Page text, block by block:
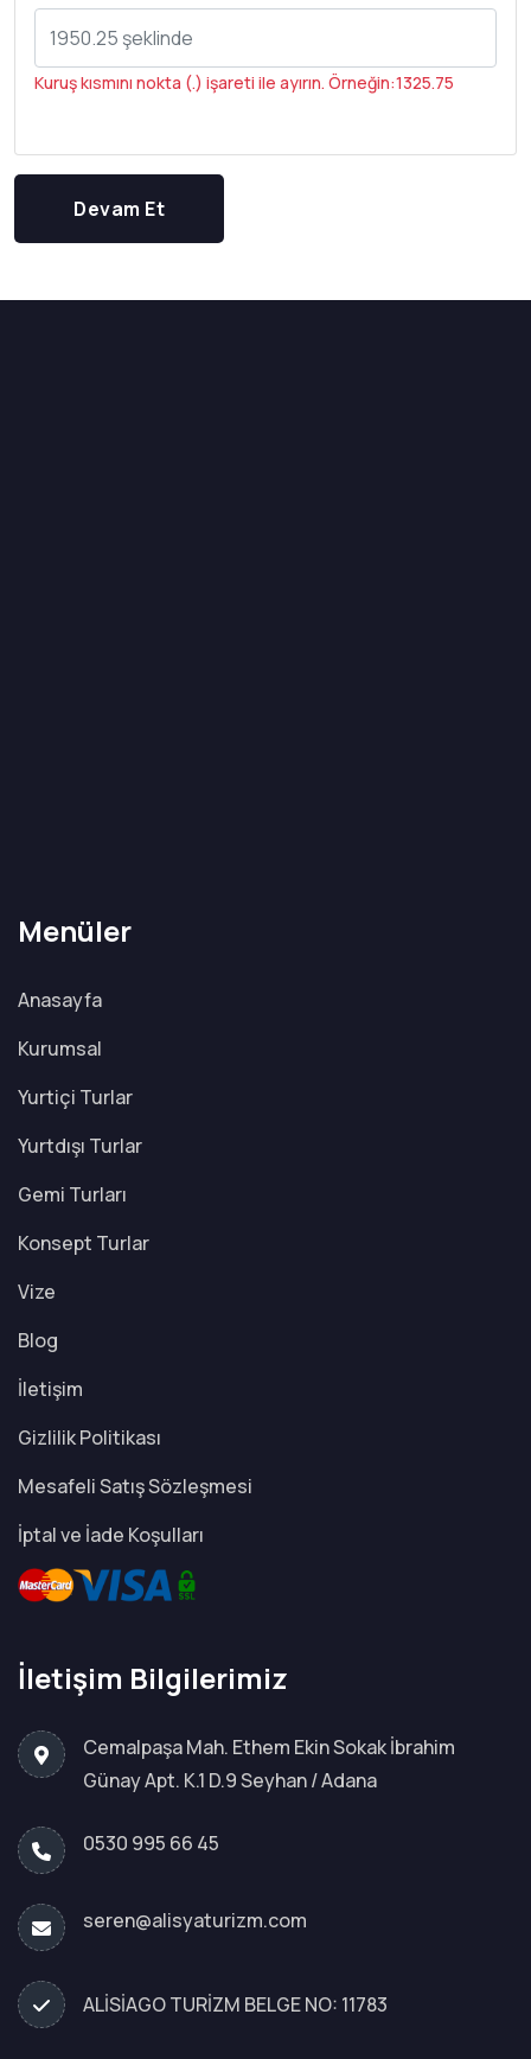
Kuruş kısmını nokta (.) işareti ile ayırın. Örneğin:1325.75
Devam Et
Menüler
Anasayfa
Kurumsal
Yurtiçi Turlar
Yurtdışı Turlar
Gemi Turları
Konsept Turlar
Vize
Blog
İletişim
Gizlilik Politikası
Mesafeli Satış Sözleşmesi
İptal ve İade Koşulları
İletişim Bilgilerimiz
Cemalpaşa Mah. Ethem Ekin Sokak İbrahim
Günay Apt. K.1 D.9 Seyhan / Adana
0530 995 66 45
seren@alisyaturizm.com
ALİSİAGO TURİZM BELGE NO: 11783